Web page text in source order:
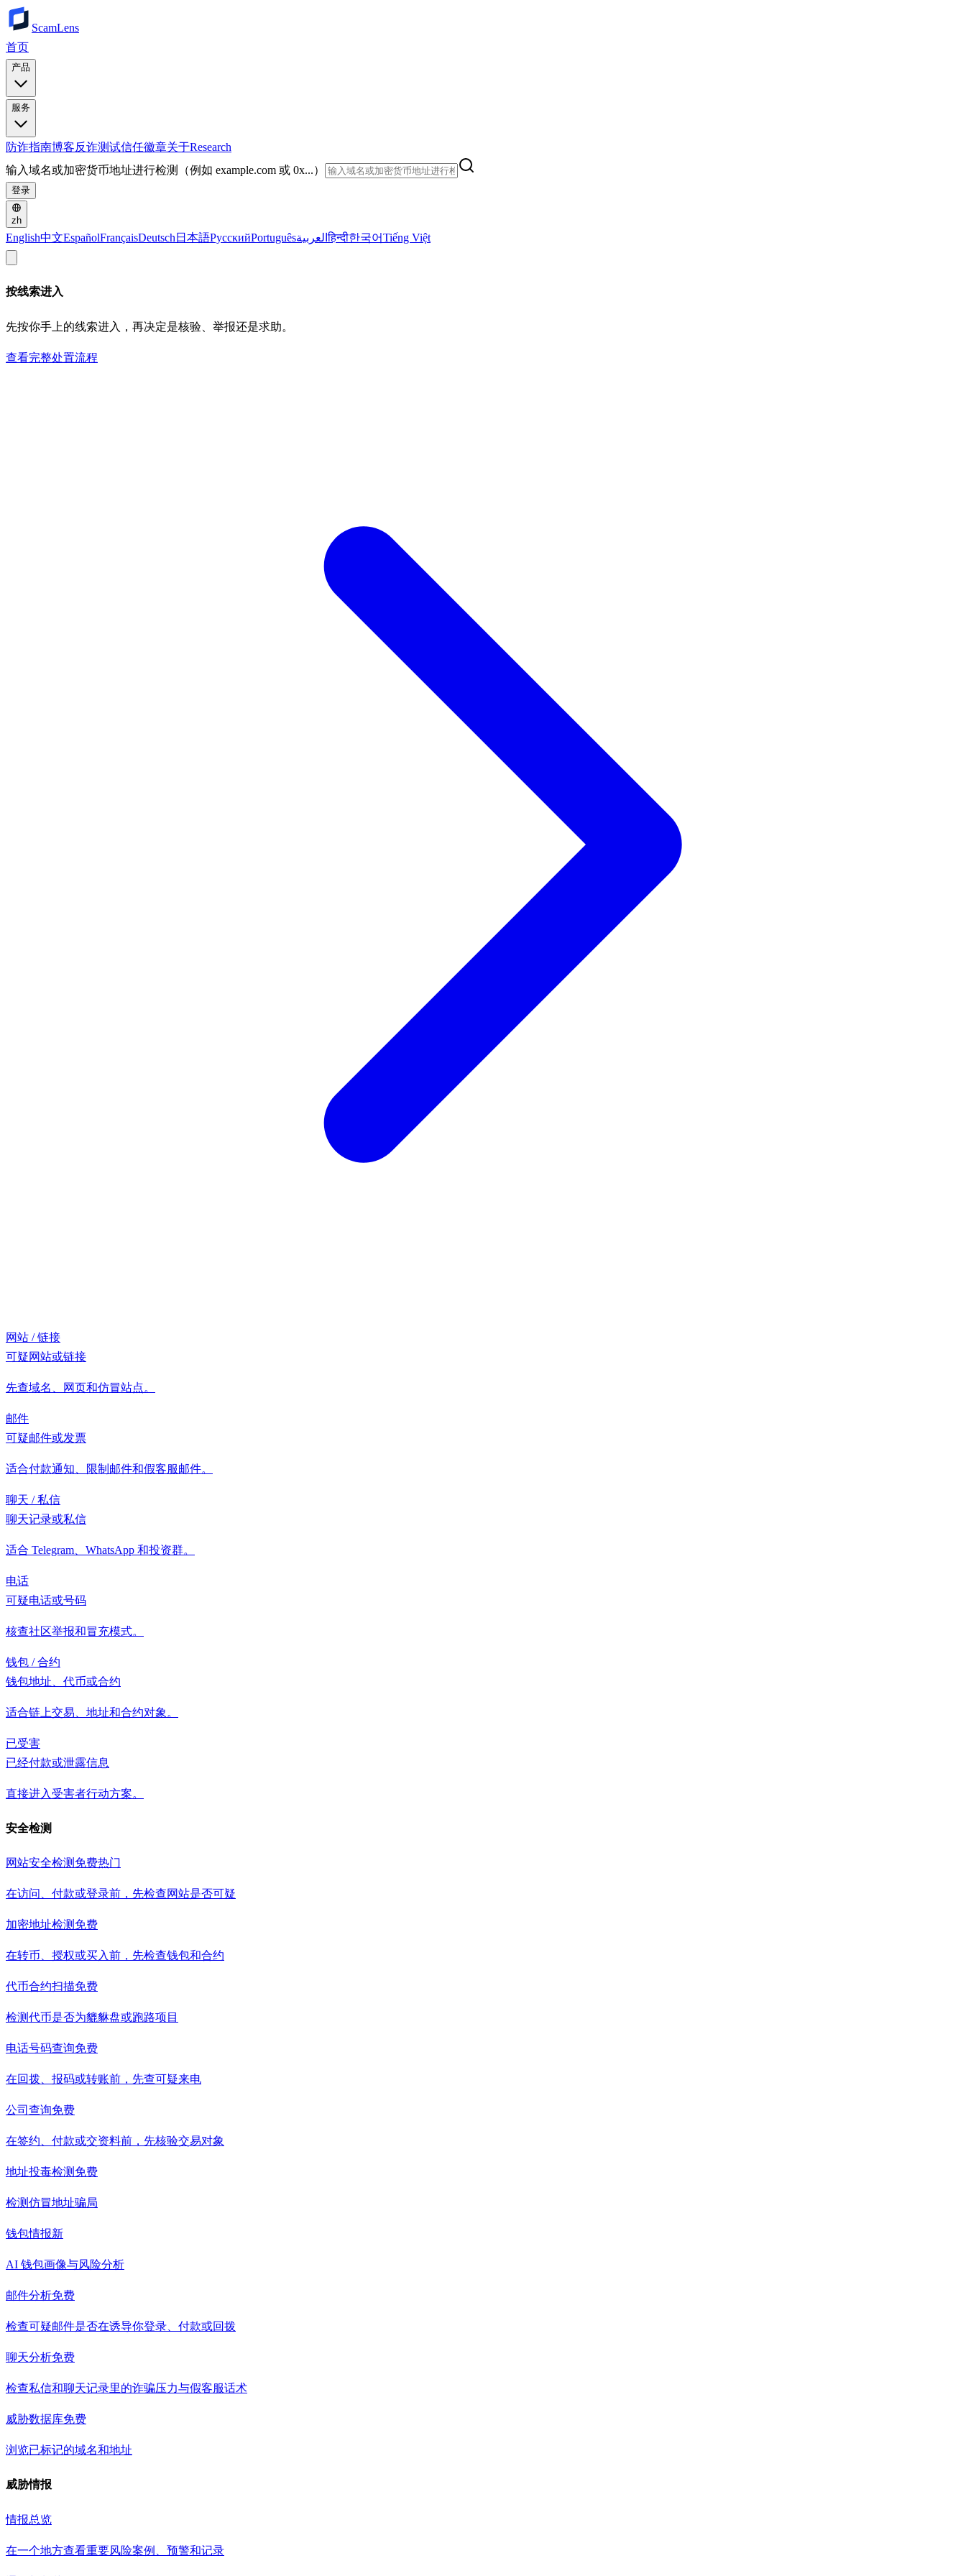
ScamLens
首页
产品
服务
防诈指南博客反诈测试信任徽章关于Research
输入域名或加密货币地址进行检测（例如 example.com 或 0x...）
登录
zh
English中文EspañolFrançaisDeutsch 日本語РусскийPortuguêsالعربيةहिन्दी한국어Tiếng Việt
按线索进入
先按你手上的线索进入，再决定是核验、举报还是求助。
查看完整处置流程
网站 / 链接
可疑网站或链接
先查域名、网页和仿冒站点。
邮件
可疑邮件或发票
适合付款通知、限制邮件和假客服邮件。
聊天 / 私信
聊天记录或私信
适合 Telegram、WhatsApp 和投资群。
电话
可疑电话或号码
核查社区举报和冒充模式。
钱包 / 合约
钱包地址、代币或合约
适合链上交易、地址和合约对象。
已受害
已经付款或泄露信息
直接进入受害者行动方案。
安全检测
网站安全检测 免费热门
在访问、付款或登录前，先检查网站是否可疑
加密地址检测 免费
在转币、授权或买入前，先检查钱包和合约
代币合约扫描免费
检测代币是否为貔貅盘或跑路项目
电话号码查询免费
在回拨、报码或转账前，先查可疑来电
公司查询免费
在签约、付款或交资料前，先核验交易对象
地址投毒检测 免费
检测仿冒地址骗局
钱包情报新
AI 钱包画像与风险分析
邮件分析免费
检查可疑邮件是否在诱导你登录、付款或回拨
聊天分析免费
检查私信和聊天记录里的诈骗压力与假客服话术
威胁数据库免费
浏览已标记的域名和地址
威胁情报
情报总览
在一个地方查看重要风险案例、预警和记录